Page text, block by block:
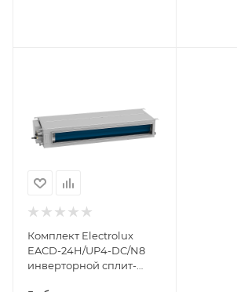
Комплект Electrolux
EACD-24H/UP4-DC/N8
инверторной сплит-